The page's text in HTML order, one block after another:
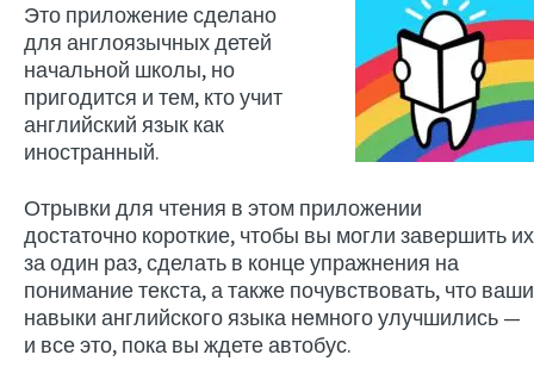
Это приложение сделано
для англоязычных детей
начальной школы, но
пригодится и тем, кто учит
английский язык как
иностранный.
Отрывки для чтения в этом приложении
достаточно короткие, чтобы вы могли завершить их
за один раз, сделать в конце упражнения на
понимание текста, а также почувствовать, что ваши
навыки английского языка немного улучшились —
и все это, пока вы ждете автобус.